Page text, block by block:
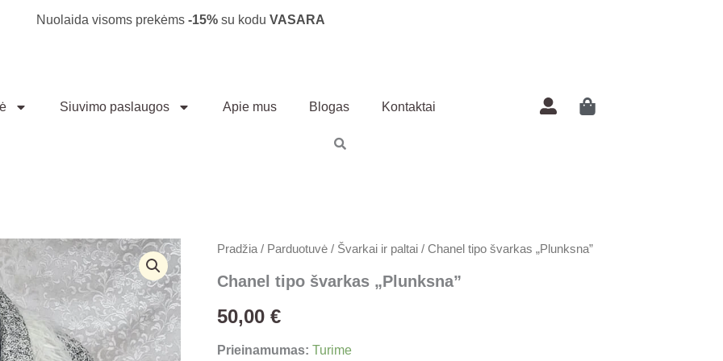
Nuolaida visoms prekėms -15% su kodu VASARA
Siuvimo paslaugos Apie mus Blogas Kontaktai
Pradžia/ Parduotuvė/ Švarkai ir paltai/ Chanel tipo švarkas „Plunksna”
Chanel tipo švarkas „Plunksna”
50,00 €
Prieinamumas: Turime
produkto
Chanel
švarkas
"Plunksna"